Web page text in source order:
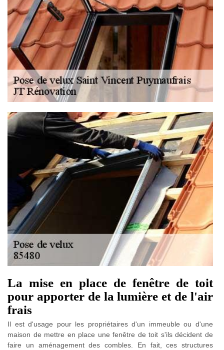
La mise en place de fenêtre de toit
pour apporter de la lumière et de l'air
frais
Il est d'usage pour les propriétaires d'un immeuble ou d'une
maison de mettre en place une fenêtre de toit s'ils décident de
faire un aménagement des combles. En fait, ces structures